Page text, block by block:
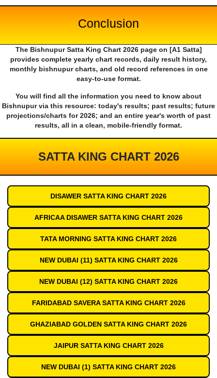
Conclusion
The Bishnupur Satta King Chart 2026 page on [A1 Satta]
provides complete yearly chart records, daily result history,
monthly bishnupur charts, and old record references in one
easy-to-use format.
You will find all the information you need to know about
Bishnupur via this resource: today's results; past results; future
projections/charts for 2026; and an entire year's worth of past
results, all in a clean, mobile-friendly format.
SATTA KING CHART 2026
DISAWER SATTA KING CHART 2026
AFRICAA DISAWER SATTA KING CHART 2026
TATA MORNING SATTA KING CHART 2026
NEW DUBAI (11) SATTA KING CHART 2026
NEW DUBAI (12) SATTA KING CHART 2026
FARIDABAD SAVERA SATTA KING CHART 2026
GHAZIABAD GOLDEN SATTA KING CHART 2026
JAIPUR SATTA KING CHART 2026
NEW DUBAI (1) SATTA KING CHART 2026